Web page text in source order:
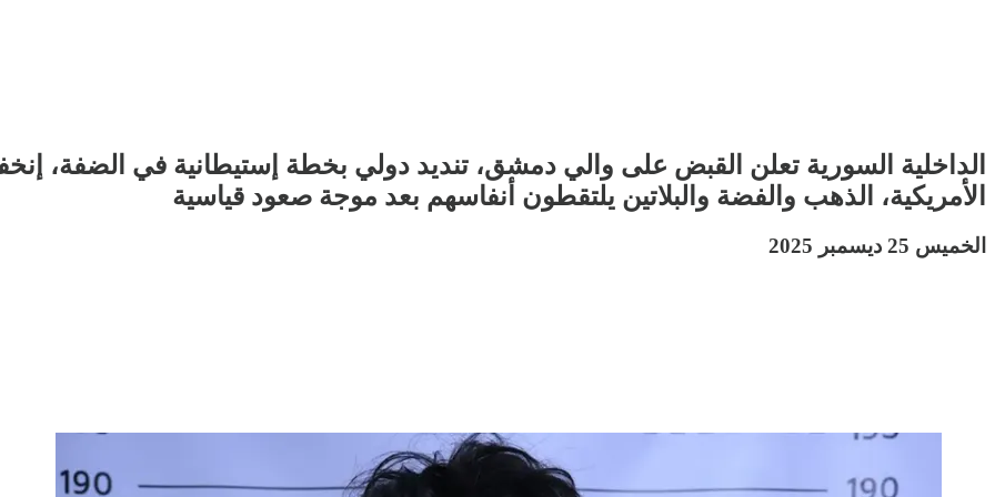
الداخلية السورية تعلن القبض على والي دمشق، تنديد دولي بخطة إستيطانية في الضفة،
الأمريكية، الذهب والفضة والبلاتين يلتقطون أنفاسهم بعد موجة صعود قياسية
الخميس 25 ديسمبر 2025